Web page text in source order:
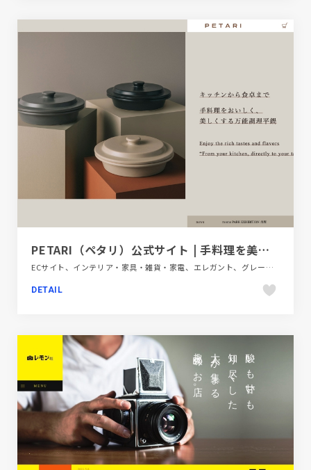
PETARI（ペタリ）公式サイト | 手料理を美味しく、美しく。
ECサイト、インテリア・家具・雑貨・家電、エレガント、グレー系、シンプル、スクロールエフェクト、スタイリッシュ、パープル系、ブラウン系、ブランド・サービスサイト、ベージュ・ゴールド系、モーション多め、多言語対応、大きめ写真、飲料・食品
DETAIL